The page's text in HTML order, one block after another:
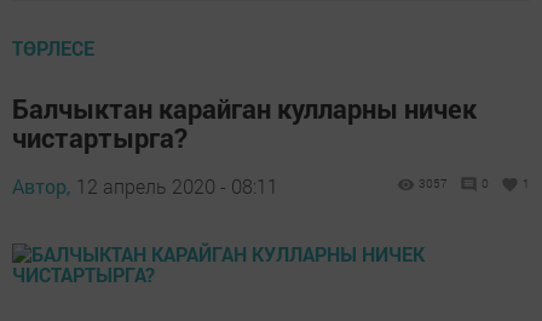
ТӨРЛЕСЕ
Балчыктан карайган кулларны ничек
чистартырга?
Автор, 12 апрель 2020 - 08:11 3057 0 1